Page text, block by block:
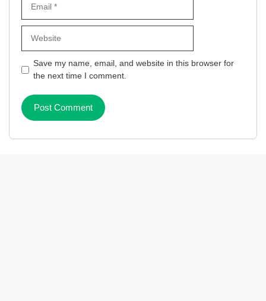
Save my name, email, and website in this browser for
the next time I comment.